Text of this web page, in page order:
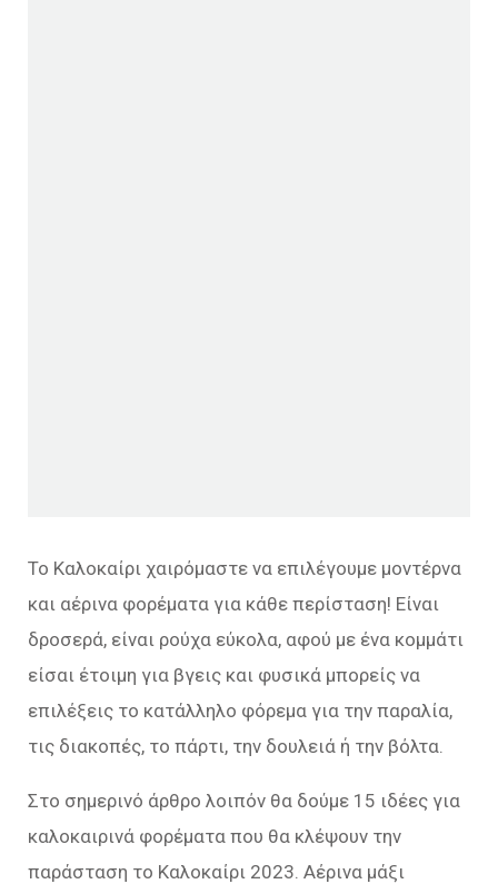
Το Καλοκαίρι χαιρόμαστε να επιλέγουμε μοντέρνα
και αέρινα φορέματα για κάθε περίσταση! Είναι
δροσερά, είναι ρούχα εύκολα, αφού με ένα κομμάτι
είσαι έτοιμη για βγεις και φυσικά μπορείς να
επιλέξεις το κατάλληλο φόρεμα για την παραλία,
τις διακοπές, το πάρτι, την δουλειά ή την βόλτα.
Στο σημερινό άρθρο λοιπόν θα δούμε 15 ιδέες για
καλοκαιρινά φορέματα που θα κλέψουν την
παράσταση το Καλοκαίρι 2023. Αέρινα μάξι